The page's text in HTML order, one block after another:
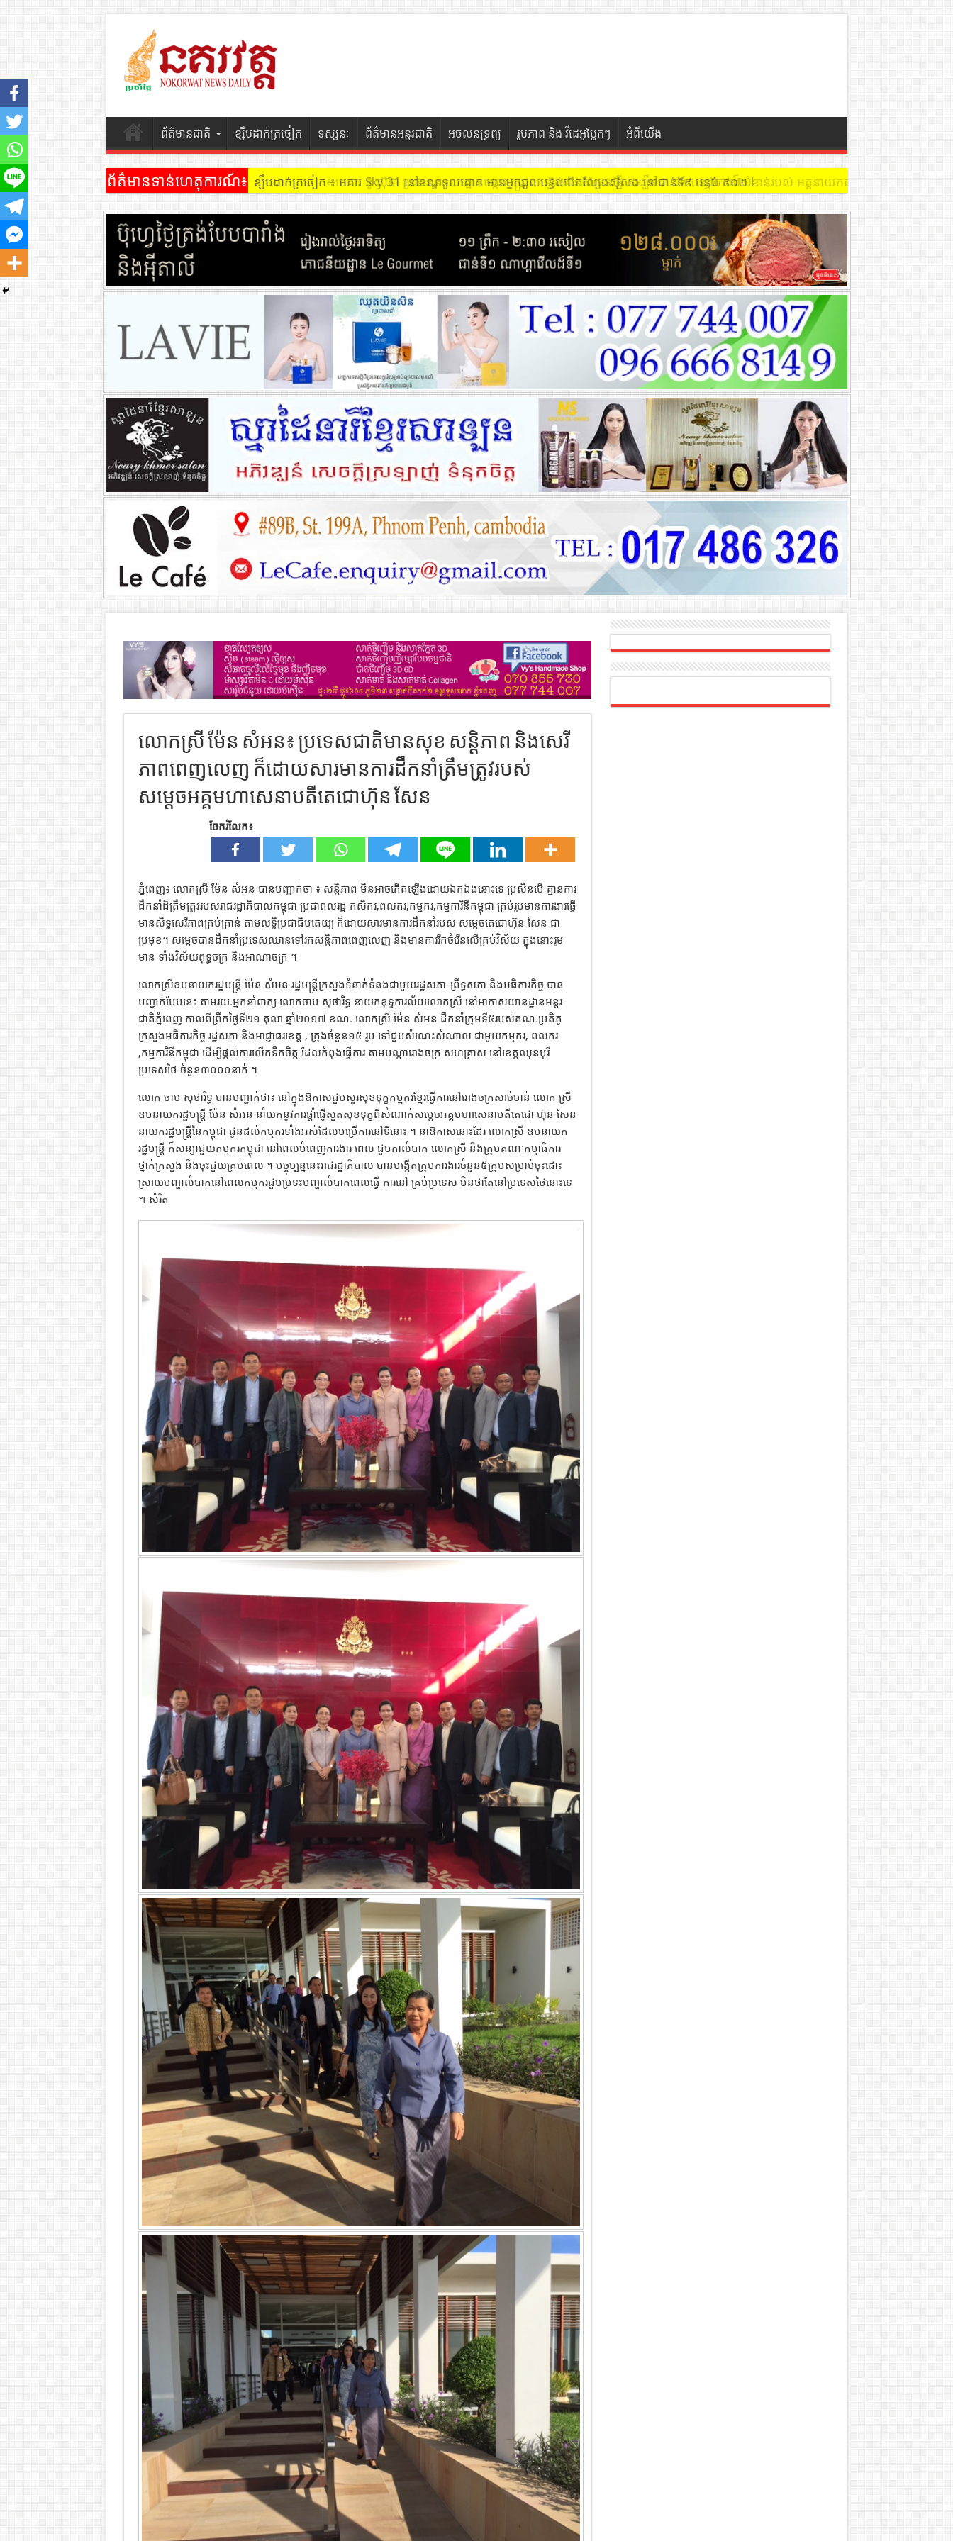
ព័ត៌មានជាតិ ខ្សឹបដាក់ត្រចៀក ទស្សនៈ ព័ត៌មានអន្តរជាតិ អចលនទ្រព្យ រូបភាព និង វីដេអូប្លែកៗ អំពីយើង
ព័ត៌មានទាន់ហេតុការណ៍៖ ខ្សឹបដាក់ត្រចៀក ៖ អគារ Sky 31 នៅខណ្ឌទួលគោក មានអ្នកជួលបន្ទប់បើកល្បែងសុីសង នៅជាន់ទី៩ បន្ទប់ ៩០២ !
លោកស្រី ម៉ែន សំអន៖ ប្រទេសជាតិមានសុខ សន្តិភាព និងសេរី
ភាពពេញលេញ ក៏ដោយសារមានការដឹកនាំត្រឹមត្រូវរបស់
សម្ដេចអគ្គមហាសេនាបតីតេជោហ៊ុន សែន
ចែករំលែក៖
ភ្នំពេញ៖ លោកស្រី ម៉ែន សំអន បានបញ្ជាក់ថា ៖ សន្តិភាព មិនអាចកើតឡើងដោយឯកឯងនោះទេ ប្រសិនបើ គ្មានការ
ដឹកនាំដ៏ត្រឹមត្រូវរបស់រាជរដ្ឋាភិបាលកម្ពុជា ប្រជាពលរដ្ឋ កសិករ,ពលករ,កម្មករ,កម្មការិនីកម្ពុជា គ្រប់រូបមានការងារធ្វើ
មានសិទ្ធសេរីភាពគ្រប់គ្រាន់ តាមលទ្ធិប្រជាធិបតេយ្យ ក៏ដោយសារមានការដឹកនាំរបស់ សម្តេចតេជោហ៊ុន សែន ជា
ប្រមុខ។ សម្ដេចបានដឹកនាំប្រទេសឈានទៅរកសន្តិភាពពេញលេញ និងមានការរីកចំរើនលើគ្រប់វិស័យ ក្នុងនោះរួម
មាន ទាំងវិស័យពុទ្ធចក្រ និងអាណាចក្រ ។
លោកស្រីឧបនាយករដ្ឋមន្រ្តី ម៉ែន សំអន រដ្ឋមន្រ្តីក្រសួងទំនាក់ទំនងជាមួយរដ្ឋសភា-ព្រឹទ្ធសភា និងអធិការកិច្ច បាន
បញ្ជាក់បែបនេះ តាមរយៈអ្នកនាំពាក្យ លោកចាប សុថារិទ្ធ នាយកខុទ្ទការល័យលោកស្រី នៅអាកាសយានដ្ឋានអន្ដរ
ជាតិភ្នំពេញ កាលពីព្រឹកថ្ងៃទី២១ តុលា ឆ្នាំ២០១៧ ខណៈ លោកស្រី ម៉ែន សំអន ដឹកនាំក្រុមទី៥របស់គណៈប្រតិភូ
ក្រសួងអធិការកិច្ច រដ្ឋសភា និងអាជ្ញាធរខេត្ដ , ក្រុងចំនួន១៥ រូប ទៅជួបសំណេះសំណាល ជាមួយកម្មករ, ពលករ
,កម្មការិនីកម្ពុជា ដើម្បីផ្ដល់ការលើកទឹកចិត្ដ ដែលកំពុងធ្វើការ តាមបណ្ដារោងចក្រ សហគ្រាស នៅខេត្ដឈុនបុរី
ប្រទេសថៃ ចំនួន៣០០០នាក់ ។
លោក ចាប សុថារិទ្ធ បានបញ្ជាក់ថា៖ នៅក្នុងឱកាសជួបសួរសុខទុក្ខកម្មករខ្មែរធ្វើការនៅរោងចក្រសាច់មាន់ លោក ស្រី
ឧបនាយករដ្ឋមន្ត្រី ម៉ែន សំអន នាំយកនូវការផ្តាំផ្ញើសួតសុខទុក្ខពីសំណាក់សម្តេចអគ្គមហាសេនាបតីតេជោ ហ៊ុន សែន
នាយករដ្ឋមន្ត្រីនៃកម្ពុជា ជូនដល់កម្មករទាំងអស់ដែលបម្រើការនៅទីនោះ ។ នាឱកាសនោះដែរ លោកស្រី ឧបនាយក
រដ្ឋមន្ត្រី ក៏សន្យាជួយកម្មករកម្ពុជា នៅពេលបំពេញការងារ ពេល ជួបកាលំបាក លោកស្រី និងក្រុមគណៈកម្មាធិការ
ថ្នាក់ក្រសួង និងចុះជួយគ្រប់ពេល ។ បច្ចុប្បន្ននេះរាជរដ្ឋាភិបាល បានបង្កើតក្រុមការងារចំនួន៥ក្រុមសម្រាប់ចុះដោះ
ស្រាយបញ្ហាលំបាកនៅពេលកម្មករជួបប្រទះបញ្ហាលំបាកពេលធ្វើ ការនៅ គ្រប់ប្រទេស មិនថាតែនៅប្រទេសថៃនោះទេ
៕ សំរិត